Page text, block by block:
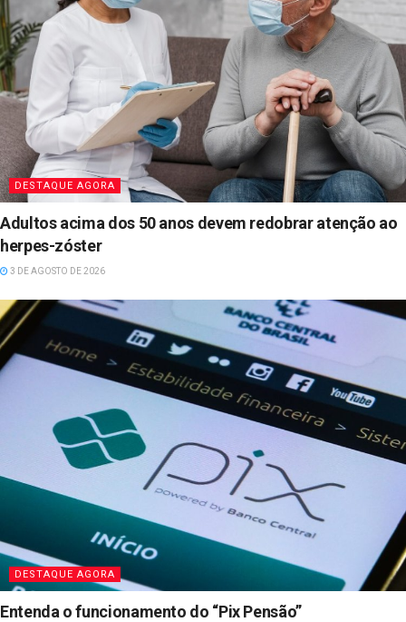
DESTAQUE AGORA
Adultos acima dos 50 anos devem redobrar atenção ao
herpes-zóster
3 DE AGOSTO DE 2026
DESTAQUE AGORA
Entenda o funcionamento do “Pix Pensão”